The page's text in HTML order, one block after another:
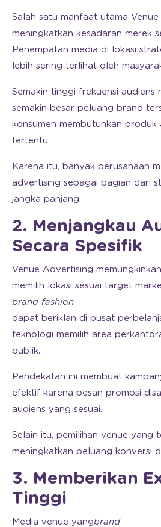
Salah satu manfaat utama
meningkatkan kesadaran merek
Penempatan media di lokasi
lebih sering terlihat oleh
Semakin tinggi frekuensi audiens
semakin besar peluang brand
konsumen membutuhkan produk
tertentu.
Karena itu, banyak perusahaan
advertising sebagai bagian dari
jangka panjang.
2. Menjangkau
Secara Spesifik
Venue Advertising memungkinkan
memilih lokasi sesuai target
brand fashion
dapat beriklan di pusat
teknologi memilih area
publik.
Pendekatan ini membuat
efektif karena pesan promosi
audiens yang sesuai.
Selain itu, pemilihan venue yang
meningkatkan peluang konversi
3. Memberikan
Tinggi
Media venue yangbrand